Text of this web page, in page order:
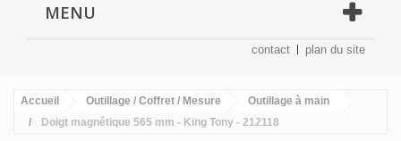
MENU
contact plan du site
Accueil Outillage / Coffret / Mesure
Outillage à main
Doigt magnétique 565 mm - King Tony - 212118